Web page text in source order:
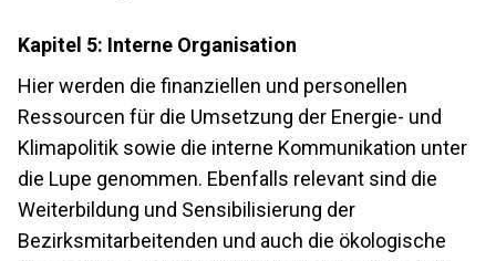
Kapitel 5: Interne Organisation
Hier werden die finanziellen und personellen
Ressourcen für die Umsetzung der Energie- und
Klimapolitik sowie die interne Kommunikation unter
die Lupe genommen. Ebenfalls relevant sind die
Weiterbildung und Sensibilisierung der
Bezirksmitarbeitenden und auch die ökologische